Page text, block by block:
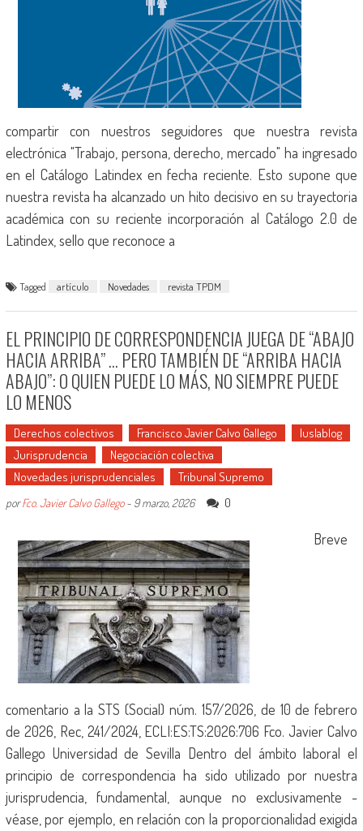
compartir con nuestros seguidores que nuestra revista
electrónica "Trabajo, persona, derecho, mercado" ha ingresado
en el Catálogo Latindex en fecha reciente. Esto supone que
nuestra revista ha alcanzado un hito decisivo en su trayectoria
académica con su reciente incorporación al Catálogo 2.0 de
Latindex, sello que reconoce a
Tagged artículo Novedades revista TPDM
EL PRINCIPIO DE CORRESPONDENCIA JUEGA DE “ABAJO
HACIA ARRIBA” … PERO TAMBIÉN DE “ARRIBA HACIA
ABAJO”: O QUIEN PUEDE LO MÁS, NO SIEMPRE PUEDE
LO MENOS
Derechos colectivos Francisco Javier Calvo Gallego
Iuslablog
Jurisprudencia
Negociación colectiva
Novedades jurisprudenciales
Tribunal Supremo
porFco. Javier Calvo Gallego- 9 marzo, 2026 0
Breve
comentario a la STS (Social) núm. 157/2026, de 10 de febrero
de 2026, Rec, 241/2024, ECLI:ES:TS:2026:706 Fco. Javier Calvo
Gallego Universidad de Sevilla Dentro del ámbito laboral el
principio de correspondencia ha sido utilizado por nuestra
jurisprudencia, fundamental, aunque no exclusivamente -
véase, por ejemplo, en relación con la proporcionalidad exigida